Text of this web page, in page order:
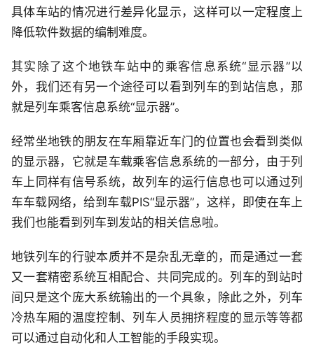
具体车站的情况进行差异化显示，这样可以一定程度上
降低软件数据的编制难度。
其实除了这个地铁车站中的乘客信息系统“显示器”以
外，我们还有另一个途径可以看到列车的到站信息，那
就是列车乘客信息系统“显示器”。
经常坐地铁的朋友在车厢靠近车门的位置也会看到类似
的显示器，它就是车载乘客信息系统的一部分，由于列
车上同样有信号系统，故列车的运行信息也可以通过列
车车载网络，给到车载PIS“显示器”，这样，即使在车上
我们也能看到列车到发站的相关信息啦。
地铁列车的行驶本质并不是杂乱无章的，而是通过一套
又一套精密系统互相配合、共同完成的。列车的到站时
间只是这个庞大系统输出的一个具象，除此之外，列车
冷热车厢的温度控制、列车人员拥挤程度的显示等等都
可以通过自动化和人工智能的手段实现。